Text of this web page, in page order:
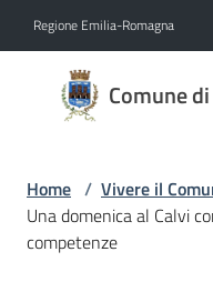
Regione Emilia-Romagna
Comune
Comune
di
Emilia
Home / Vivere il
Una domenica al Calvi
competenze